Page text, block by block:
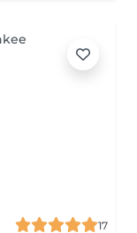
17